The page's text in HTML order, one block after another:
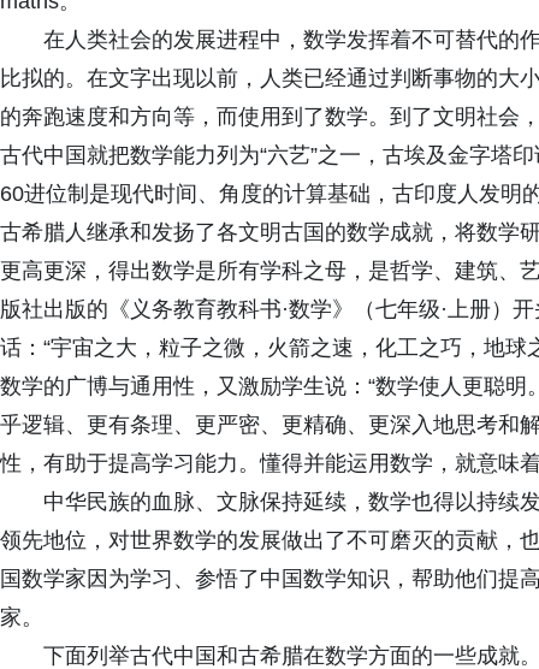
在人类社会的发展进程中，数学发挥着不可替代的
比拟的。在文字出现以前，人类已经通过判断事物的大
的奔跑速度和方向等，而使用到了数学。到了文明社会
古代中国就把数学能力列为“六艺”之一，古埃及金字塔
60进位制是现代时间、角度的计算基础，古印度人发明
古希腊人继承和发扬了各文明古国的数学成就，将数学
更高更深，得出数学是所有学科之母，是哲学、建筑、
版社出版的《义务教育教科书·数学》（七年级·上册）
话：“宇宙之大，粒子之微，火箭之速，化工之巧，地
数学的广博与通用性，又激励学生说：“数学使人更聪
乎逻辑、更有条理、更严密、更精确、更深入地思考和
性，有助于提高学习能力。懂得并能运用数学，就意
中华民族的血脉、文脉保持延续，数学也得以持续
领先地位，对世界数学的发展做出了不可磨灭的贡献，
国数学家因为学习、参悟了中国数学知识，帮助他们提
家。
下面列举古代中国和古希腊在数学方面的一些成就